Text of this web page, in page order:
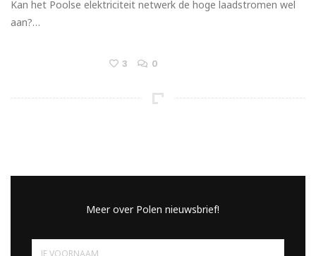
Kan het Poolse elektriciteit netwerk de hoge laadstromen wel
aan?…
3 0
Meer over Polen nieuwsbrief!